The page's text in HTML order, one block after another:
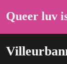
Queer luv